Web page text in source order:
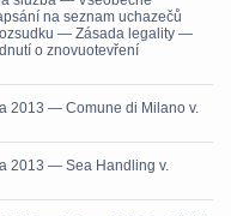
na seznam uchazečů
— Zásada legality —
o znovuotevření
2013 — Comune di Milano v.
2013 — Sea Handling v.